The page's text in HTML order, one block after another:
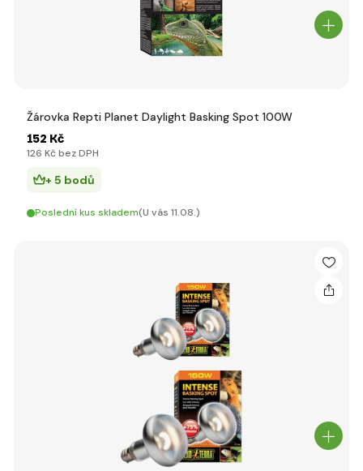
Žárovka Repti Planet Daylight Basking Spot 100W
152 Kč
126 Kč bez DPH
+ 5 bodů
Poslední kus skladem(U vás 11.08.)